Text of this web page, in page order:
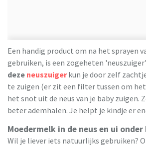
Een handig product om na het sprayen
gebruiken, is een zogeheten
deze neuszuiger kun je door zelf
te zuigen (er zit een filter tussen om
het snot uit de neus van je baby zuigen.
beter ademhalen. Je helpt je kindje er
Moedermelk in de neus en ui onder
Wil je liever iets natuurlijks gebruiken?